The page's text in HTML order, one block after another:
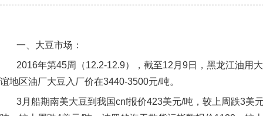
一、大豆市场：
2016年第45周（12.2-12.9），截至12 月 9日，黑龙江油用
谊地区油厂大豆入厂价在3440-3500元/吨。
3月船期南美大豆到我国cnf报价423美元/吨，较上周跌3美